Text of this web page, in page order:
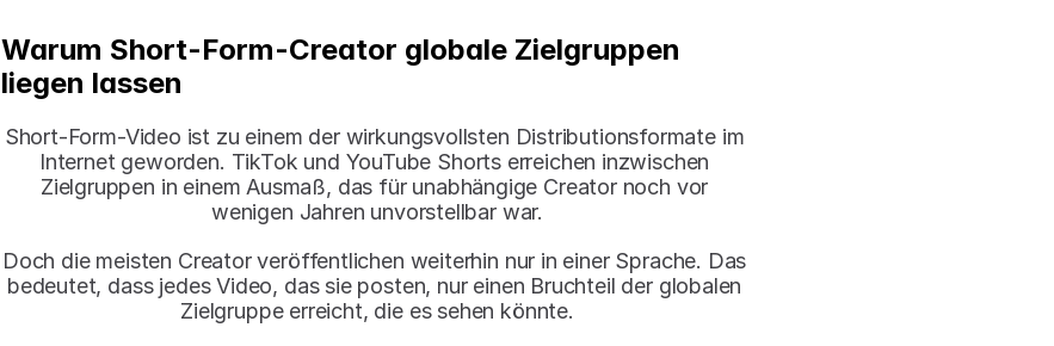
Warum Short-Form-Creator globale Zielgruppen
liegen lassen
Short-Form-Video ist zu einem der wirkungsvollsten Distributionsformate im
Internet geworden. TikTok und YouTube Shorts erreichen inzwischen
Zielgruppen in einem Ausmaß, das für unabhängige Creator noch vor
wenigen Jahren unvorstellbar war.
Doch die meisten Creator veröffentlichen weiterhin nur in einer Sprache. Das
bedeutet, dass jedes Video, das sie posten, nur einen Bruchteil der globalen
Zielgruppe erreicht, die es sehen könnte.